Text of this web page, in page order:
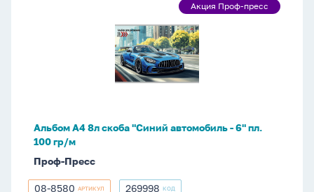
пл.
100
гр/
м
Акция
Акция Проф-пресс
Альбом А4 8л скоба "Синий автомобиль - 6" пл.
100 гр/м
Проф-Пресс
08-8580 АРТИКУЛ 269998 КОД